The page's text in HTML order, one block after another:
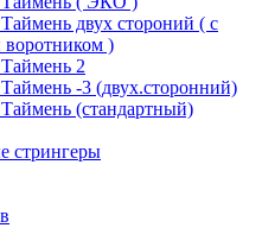
двух стороний ( с
)
2
-3 (двух.сторонний)
(стандартный)
стрингеры